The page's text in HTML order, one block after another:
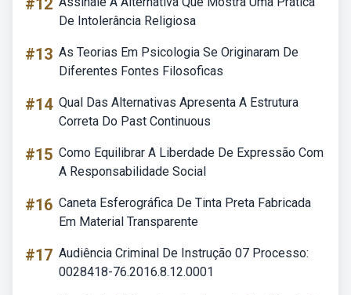
#12
De Intolerância Religiosa
#13 As Teorias Em Psicologia Se Originaram De
Diferentes Fontes Filosoficas
#14 Qual Das Alternativas Apresenta A Estrutura
Correta Do Past Continuous
#15 Como Equilibrar A Liberdade De Expressão Com
A Responsabilidade Social
#16 Caneta Esferográfica De Tinta Preta Fabricada
Em Material Transparente
#17 Audiência Criminal De Instrução 07 Processo:
0028418-76.2016.8.12.0001